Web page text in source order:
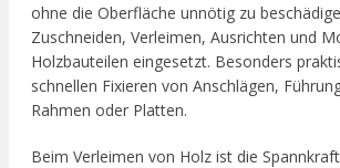
ohne die Oberfläche unnötig zu
Zuschneiden, Verleimen, Ausrichten und
Holzbauteilen eingesetzt. Besonders
schnellen Fixieren von Anschlägen,
Rahmen oder Platten.
Beim Verleimen von Holz ist die